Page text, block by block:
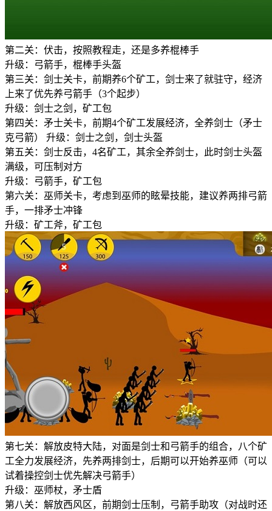
第二关：伏击，按照教程走，还是多养棍棒手
升级：弓箭手，棍棒手头盔
第三关：剑士关卡，前期养6个矿工，剑士来了就驻守，经济
上来了优先养弓箭手（3个起步）
升级：剑士之剑，矿工包
第四关：矛士关卡，前期4个矿工发展经济，全养剑士（矛士
克弓箭） 升级：剑士之剑，剑士头盔
第五关：剑士反击，4名矿工，其余全养剑士，此时剑士头盔
满级，可压制对方
升级：弓箭手，矿工包
第六关：巫师关卡，考虑到巫师的眩晕技能，建议养两排弓箭
手，一排矛士冲锋
升级：矿工斧，矿工包
第七关：解放皮特大陆，对面是剑士和弓箭手的组合，八个矿
工全力发展经济，先养两排剑士，后期可以开始养巫师（可以
试着操控剑士优先解决弓箭手）
升级：巫师杖，矛士盾
第八关：解放西风区，前期剑士压制，弓箭手助攻（对战时还